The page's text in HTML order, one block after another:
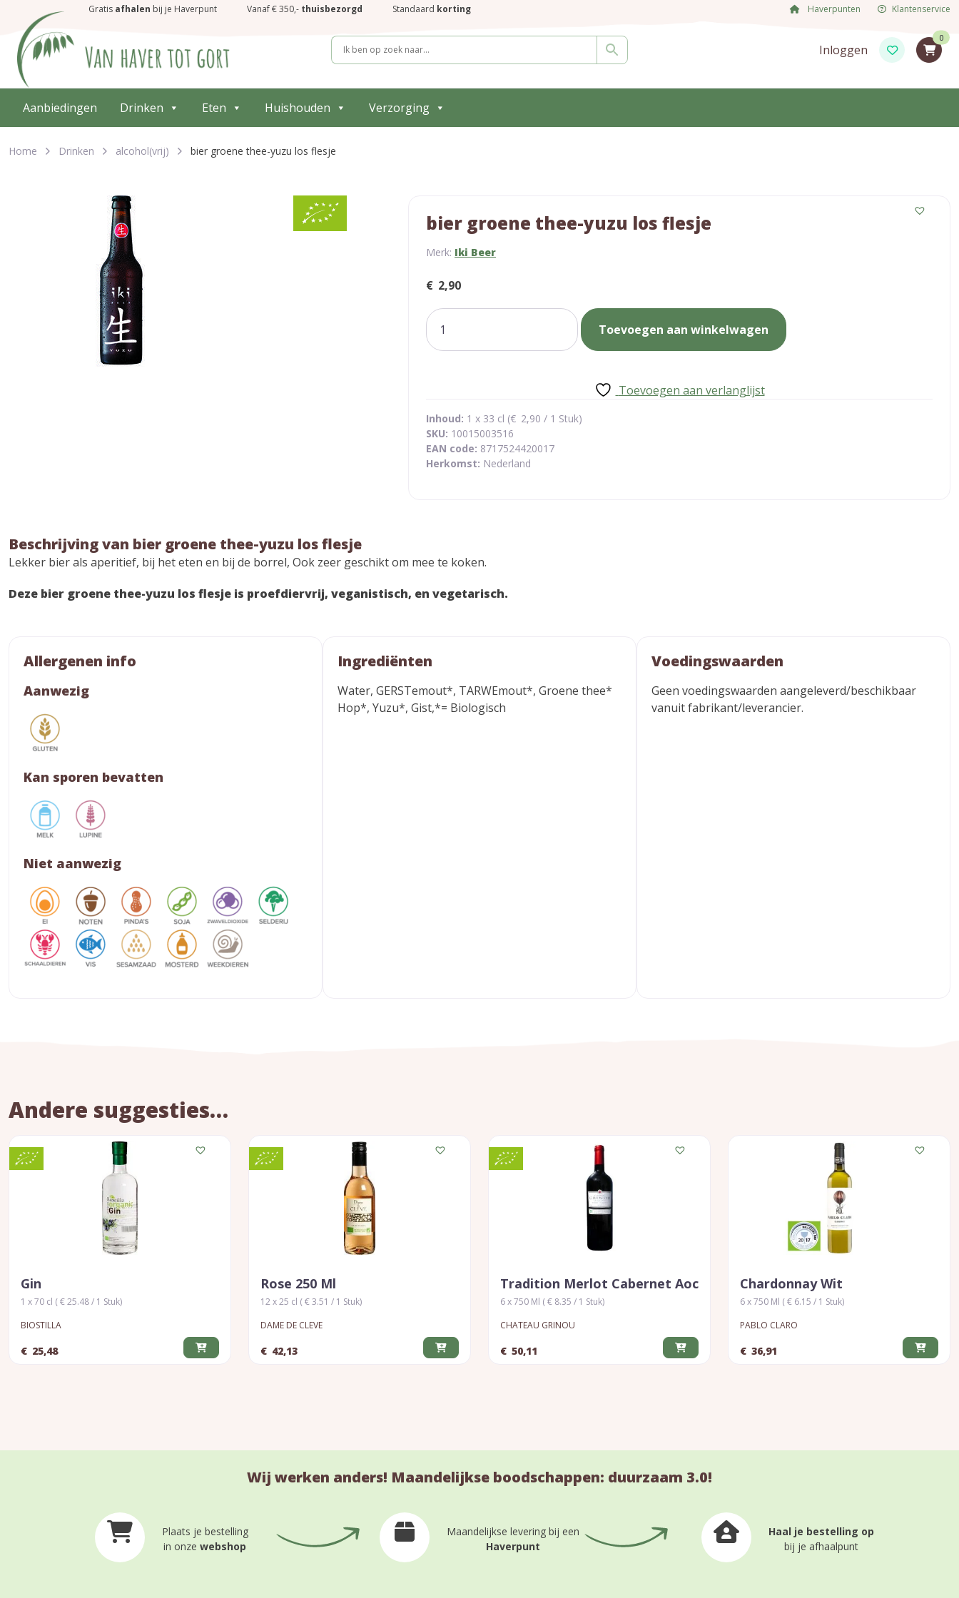
Gratis afhalen bij je Haverpunt Vanaf € 350,- thuisbezorgd Standaard korting Haverpunten Klantenservice
Inloggen
0
Aanbiedingen Drinken Eten Huishouden Verzorging
Home Drinken alcohol(vrij) bier groene thee-yuzu los flesje
bier groene thee-yuzu los flesje
Merk: Iki Beer
€ 2,90
bier
groene
thee-
aantal
Toevoegen aan winkelwagen
Toevoegen aan verlanglijst
Inhoud: 1 x 33 cl (€ 2,90 / 1 Stuk)
SKU: 10015003516
EAN code: 8717524420017
Herkomst: Nederland
Beschrijving van bier groene thee-yuzu los flesje
Lekker bier als aperitief, bij het eten en bij de borrel, Ook zeer geschikt om mee te koken.
Deze bier groene thee-yuzu los flesje is proefdiervrij, veganistisch, en vegetarisch.
Allergenen info
Aanwezig
Kan sporen bevatten
Niet aanwezig
Ingrediënten
Water, GERSTemout*, TARWEmout*, Groene thee*
Hop*, Yuzu*, Gist,*= Biologisch
Voedingswaarden
Geen voedingswaarden aangeleverd/beschikbaar
vanuit fabrikant/leverancier.
Andere suggesties…
Gin
1 x 70 cl ( € 25.48 / 1 Stuk)
BIOSTILLA
€ 25,48
Rose 250 Ml
12 x 25 cl ( € 3.51 / 1 Stuk)
DAME DE CLEVE
€ 42,13
Tradition Merlot Cabernet Aoc
6 x 750 Ml ( € 8.35 / 1 Stuk)
CHATEAU GRINOU
€ 50,11
Chardonnay Wit
6 x 750 Ml ( € 6.15 / 1 Stuk)
PABLO CLARO
€ 36,91
Wij werken anders! Maandelijkse boodschappen: duurzaam 3.0!
Plaats je bestelling
in onze webshop
Maandelijkse levering bij een
Haverpunt
Haal je bestelling op
bij je afhaalpunt